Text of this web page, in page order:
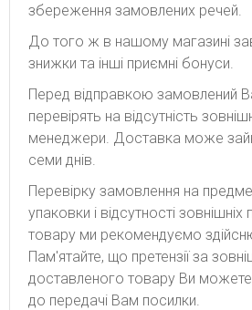
збереження замовлених речей.
До того ж в нашому магазині
знижки та інші приємні бонуси.
Перед відправкою замовлений
перевірять на відсутність
менеджери. Доставка може
семи днів.
Перевірку замовлення на
упаковки і відсутності
товару ми рекомендуємо
Пам'ятайте, що претензії за
доставленого товару Ви можете
до передачі Вам посилки.